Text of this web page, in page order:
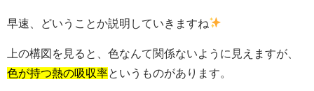
早速、どいうことか説明していきますね
上の構図を見ると、色なんて関係ないように見えますが、
色が持つ熱の吸収率というものがあります。